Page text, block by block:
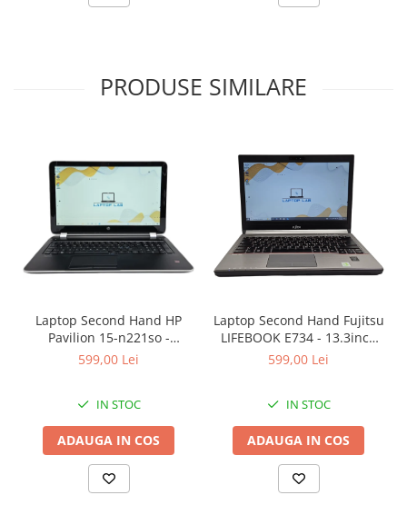
PRODUSE SIMILARE
Laptop Second Hand HP
Pavilion 15-n221so -
15.6inch AMD A6-5200 1GB
10 Refurbished
599,00 Lei
IN STOC
ADAUGA IN COS
Laptop Second Hand Fujitsu
LIFEBOOK E734 - 13.3inch
Intel I5-4310M 8GB RAM
599,00 Lei
IN STOC
ADAUGA IN COS